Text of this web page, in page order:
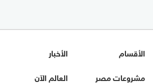
الأقسام
الأخبار
مشروعات مصر
العالم الآن